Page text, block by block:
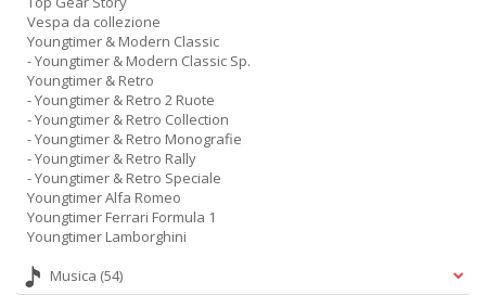
Vespa da collezione
Youngtimer & Modern Classic
- Youngtimer & Modern Classic Sp.
Youngtimer & Retro
- Youngtimer & Retro 2 Ruote
- Youngtimer & Retro Collection
- Youngtimer & Retro Monografie
- Youngtimer & Retro Rally
- Youngtimer & Retro Speciale
Youngtimer Alfa Romeo
Youngtimer Ferrari Formula 1
Youngtimer Lamborghini
Musica (54)